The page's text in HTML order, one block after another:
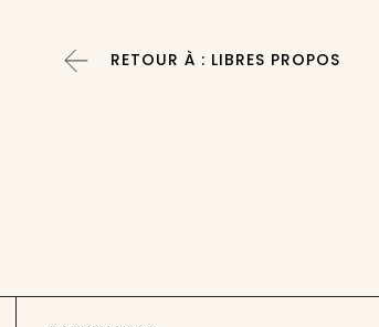
RETOUR À : LIBRES PROPOS